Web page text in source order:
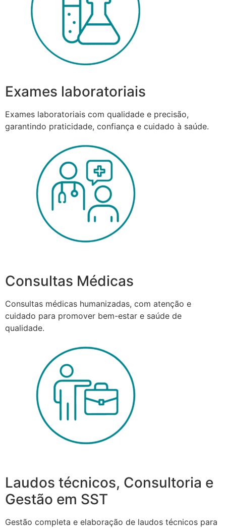
Exames laboratoriais
Exames laboratoriais com qualidade e precisão,
garantindo praticidade, confiança e cuidado à saúde.
Consultas Médicas
Consultas médicas humanizadas, com atenção e
cuidado para promover bem-estar e saúde de
qualidade.
Laudos técnicos, Consultoria e
Gestão em SST
Gestão completa e elaboração de laudos técnicos para